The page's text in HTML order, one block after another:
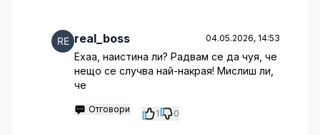
real_boss 04.05.2026, 14:53
Ехаа, наистина ли? Радвам се да чуя, че
нещо се случва най-накрая! Мислиш ли,
че
Отговори 1 0